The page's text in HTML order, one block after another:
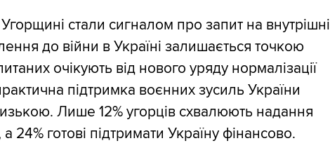
стали сигналом про запит на внутрішні
до війни в Україні залишається точкою
очікують від нового уряду нормалізації
підтримка воєнних зусиль України
Лише 12% угорців схвалюють надання
24% готові підтримати Україну фінансово.